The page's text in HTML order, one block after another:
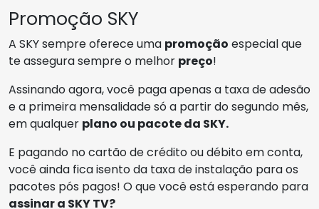
Promoção SKY
A SKY sempre oferece uma promoção especial que
te assegura sempre o melhor preço!
Assinando agora, você paga apenas a taxa de adesão
e a primeira mensalidade só a partir do segundo mês,
em qualquer plano ou pacote da SKY.
E pagando no cartão de crédito ou débito em conta,
você ainda fica isento da taxa de instalação para os
pacotes pós pagos! O que você está esperando para
assinar a SKY TV?